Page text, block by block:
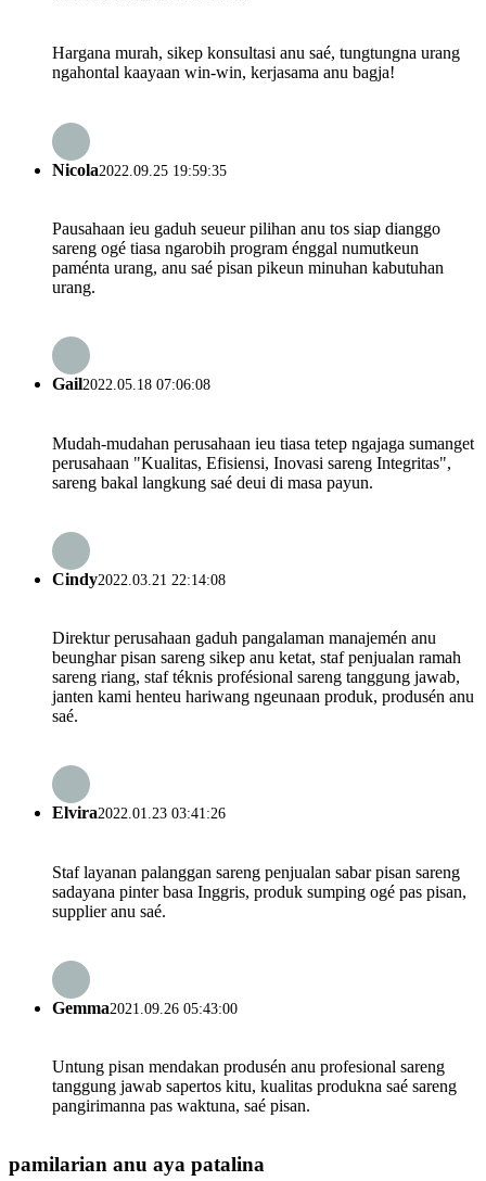
Hargana murah, sikep konsultasi anu saé, tungtungna urang
ngahontal kaayaan win-win, kerjasama anu bagja!
Nicola2022.09.25 19:59:35
Pausahaan ieu gaduh seueur pilihan anu tos siap dianggo
sareng ogé tiasa ngarobih program énggal numutkeun
paménta urang, anu saé pisan pikeun minuhan kabutuhan
urang.
Gail2022.05.18 07:06:08
Mudah-mudahan perusahaan ieu tiasa tetep ngajaga sumanget
perusahaan "Kualitas, Efisiensi, Inovasi sareng Integritas",
sareng bakal langkung saé deui di masa payun.
Cindy2022.03.21 22:14:08
Direktur perusahaan gaduh pangalaman manajemén anu
beunghar pisan sareng sikep anu ketat, staf penjualan ramah
sareng riang, staf téknis profésional sareng tanggung jawab,
janten kami henteu hariwang ngeunaan produk, produsén anu
saé.
Elvira2022.01.23 03:41:26
Staf layanan palanggan sareng penjualan sabar pisan sareng
sadayana pinter basa Inggris, produk sumping ogé pas pisan,
supplier anu saé.
Gemma2021.09.26 05:43:00
Untung pisan mendakan produsén anu profesional sareng
tanggung jawab sapertos kitu, kualitas produkna saé sareng
pangirimanna pas waktuna, saé pisan.
pamilarian anu aya patalina